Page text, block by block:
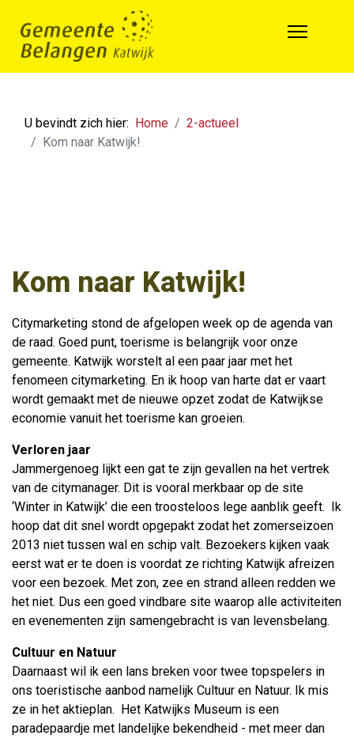
U bevindt zich hier: Home
2-actueel
Kom naar Katwijk!
Kom naar Katwijk!
Citymarketing stond de afgelopen week op de agenda van
de raad. Goed punt, toerisme is belangrijk voor onze
gemeente. Katwijk worstelt al een paar jaar met het
fenomeen citymarketing. En ik hoop van harte dat er vaart
wordt gemaakt met de nieuwe opzet zodat de Katwijkse
economie vanuit het toerisme kan groeien.
Verloren jaar
Jammergenoeg lijkt een gat te zijn gevallen na het vertrek
van de citymanager. Dit is vooral merkbaar op de site
‘Winter in Katwijk’ die een troosteloos lege aanblik geeft. Ik
hoop dat dit snel wordt opgepakt zodat het zomerseizoen
2013 niet tussen wal en schip valt. Bezoekers kijken vaak
eerst wat er te doen is voordat ze richting Katwijk afreizen
voor een bezoek. Met zon, zee en strand alleen redden we
het niet. Dus een goed vindbare site waarop alle activiteiten
en evenementen zijn samengebracht is van levensbelang.
Cultuur en Natuur
Daarnaast wil ik een lans breken voor twee topspelers in
ons toeristische aanbod namelijk Cultuur en Natuur. Ik mis
ze in het aktieplan. Het Katwijks Museum is een
paradepaardje met landelijke bekendheid - met meer dan